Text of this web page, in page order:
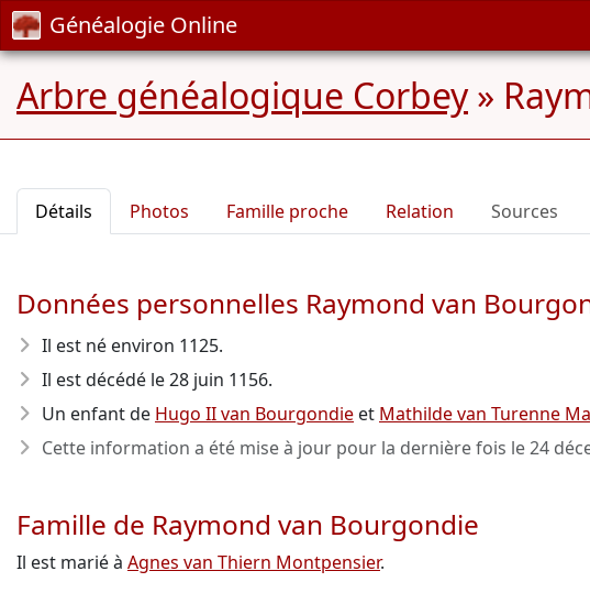
Généalogie Online
Arbre généalogique Corbey»
Détails Photos Famille proche Relation Sources
Données personnelles Raymond van
Il est né environ 1125.
Il est décédé le 28 juin 1156.
Un enfant de Hugo II van Bourgondie et Mathilde van Turenne
Cette information a été mise à jour pour la dernière fois le24
Famille de Raymond van Bourgondie
Il est marié à Agnes van Thiern Montpensier.